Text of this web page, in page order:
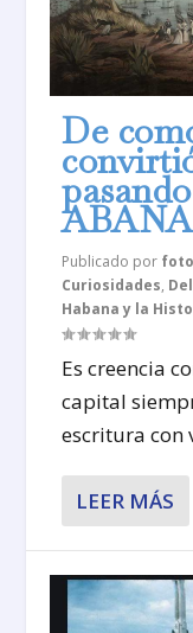
De
ABANA
Publicado por
Curiosidades,
Habana y la
Es creencia
capital
escritura con
LEER MÁS